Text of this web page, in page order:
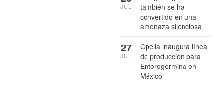
también se ha
convertido en una
amenaza silenciosa
JUL
Opella inaugura línea
de producción para
Enterogermina en
México
27
JUL